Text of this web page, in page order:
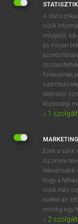
Van
Nincs
díjmentes
A statisztikai
sütik
módjáról,
és milyen
funkcióinak
származó
elemzési
közösségi
↓ 1
MARKETING
Ezek a sütik
Az online
relevánsabb
hogy a
sütik más
ezeket az
mindig egy
↓ 2
n m